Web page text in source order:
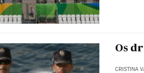
Os
CRISTINA